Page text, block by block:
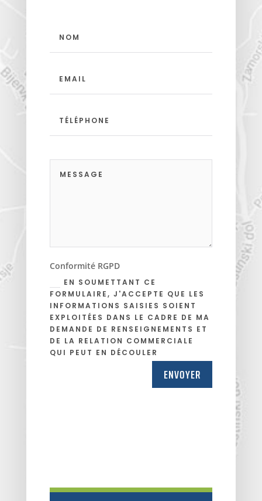
Conformité RGPD
EN SOUMETTANT CE
FORMULAIRE, J'ACCEPTE QUE LES
INFORMATIONS SAISIES SOIENT
EXPLOITÉES DANS LE CADRE DE MA
DEMANDE DE RENSEIGNEMENTS ET
DE LA RELATION COMMERCIALE
QUI PEUT EN DÉCOULER
ENVOYER